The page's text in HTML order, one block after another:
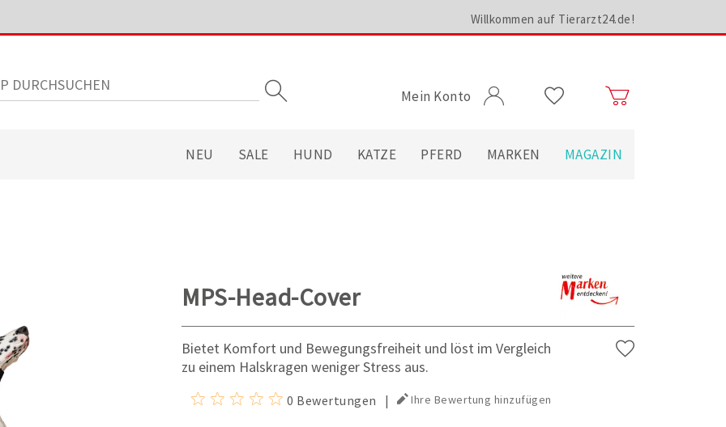
Willkommen auf Tierarzt24.de!
Mein Konto
NEU SALE HUND KATZE PFERD MARKEN MAGAZIN
MPS-Head-Cover
Bietet Komfort und Bewegungsfreiheit und löst im Vergleich
zu einem Halskragen weniger Stress aus.
0 Bewertungen | Ihre Bewertung hinzufügen